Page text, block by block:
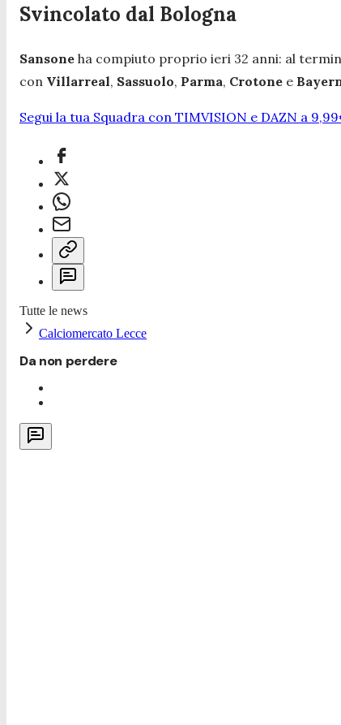
Svincolato dal Bologna
Sansone ha compiuto proprio ieri 32 anni: al
con Villarreal, Sassuolo, Parma, Crotone e
Segui la tua Squadra con TIMVISION e DAZN a
Tutte le news
Calciomercato Lecce
Da non perdere